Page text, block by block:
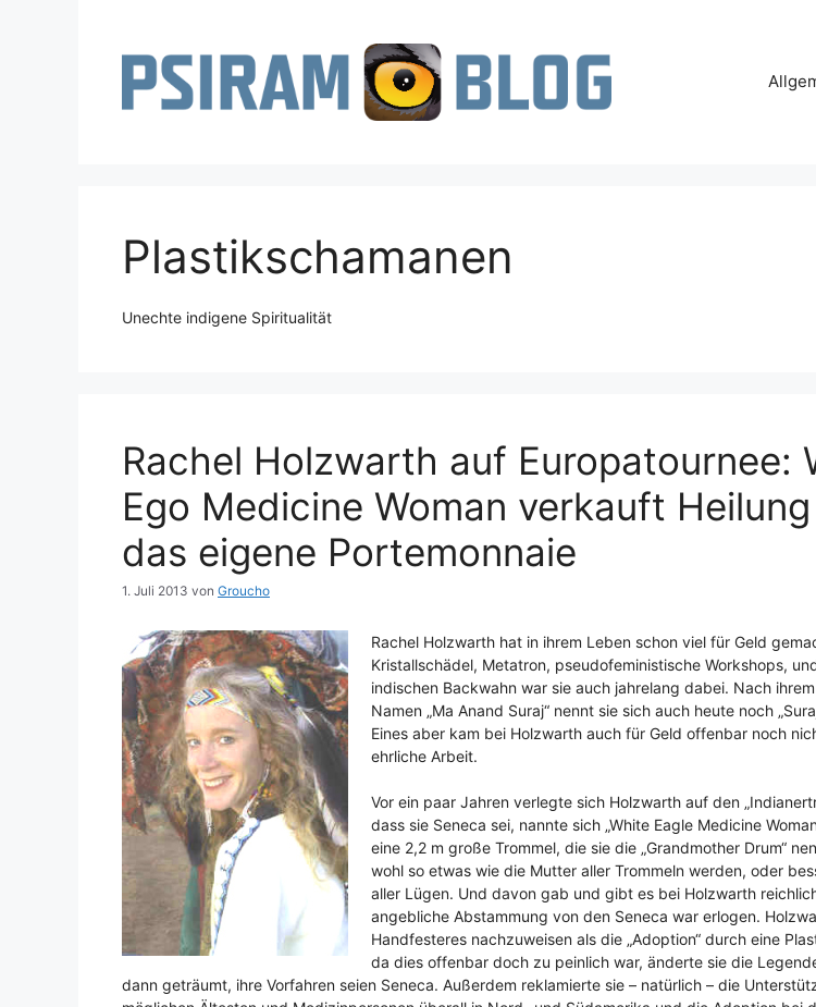
Plastikschamanen
Unechte indigene Spiritualität
Rachel Holzwarth auf Europatournee:
Ego Medicine Woman verkauft
das eigene Portemonnaie
1. Juli 2013 von Groucho
Rachel Holzwarth hat in ihrem Leben schon viel für Geld
Kristallschädel, Metatron, pseudofeministische Workshops,
indischen Backwahn war sie auch jahrelang dabei. Nach
Namen „Ma Anand Suraj“ nennt sie sich auch heute noch
Eines aber kam bei Holzwarth auch für Geld offenbar noch
ehrliche Arbeit.
Vor ein paar Jahren verlegte sich Holzwarth auf den
dass sie Seneca sei, nannte sich „White Eagle Medicine
eine 2,2 m große Trommel, die sie die „Grandmother Drum“
wohl so etwas wie die Mutter aller Trommeln werden, oder
aller Lügen. Und davon gab und gibt es bei Holzwarth
angebliche Abstammung von den Seneca war erlogen.
Handfesteres nachzuweisen als die „Adoption“ durch eine
da dies offenbar doch zu peinlich war, änderte sie die
dann geträumt, ihre Vorfahren seien Seneca. Außerdem reklamierte sie – natürlich – die